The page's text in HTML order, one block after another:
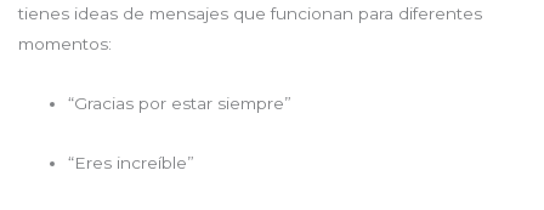
tienes ideas de mensajes que funcionan para diferentes
momentos:
“Gracias por estar siempre”
“Eres increíble”